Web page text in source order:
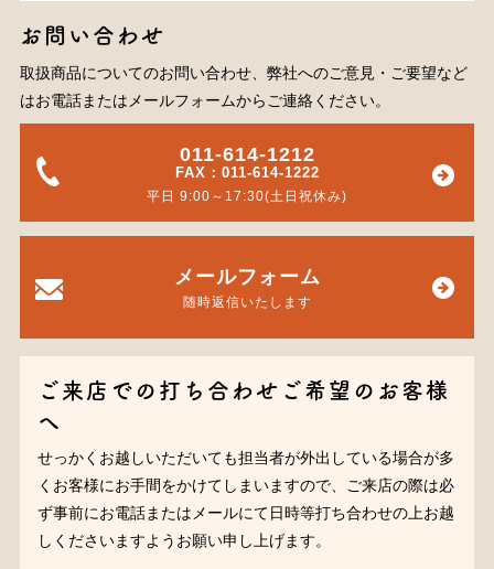
お問い合わせ
取扱商品についてのお問い合わせ、弊社へのご意見・ご要望など
はお電話またはメールフォームからご連絡ください。
011-614-1212
FAX：011-614-1222
平日 9:00～17:30(土日祝休み)
メールフォーム
随時返信いたします
ご来店での打ち合わせご希望のお客様
へ
せっかくお越しいただいても担当者が外出している場合が多
くお客様にお手間をかけてしまいますので、ご来店の際は必
ず事前にお電話またはメールにて日時等打ち合わせの上お越
しくださいますようお願い申し上げます。